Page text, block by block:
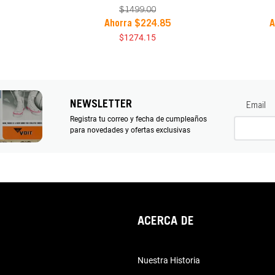
$1499.00
Ahorra $224.85
$1274.15
NEWSLETTER
Registra tu correo y fecha de cumpleaños
para novedades y ofertas exclusivas
Email
ACERCA DE
Nuestra Historia